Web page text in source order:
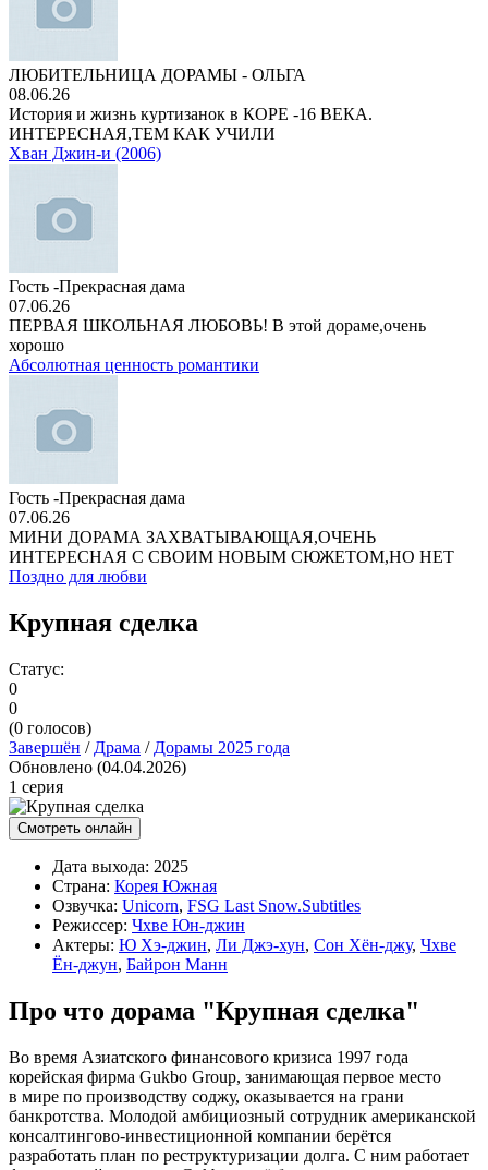
ЛЮБИТЕЛЬНИЦА ДОРАМЫ - ОЛЬГА
08.06.26
История и жизнь куртизанок в КОРЕ -16 ВЕКА.
ИНТЕРЕСНАЯ,ТЕМ КАК УЧИЛИ
Хван Джин-и (2006)
Гость -Прекрасная дама
07.06.26
ПЕРВАЯ ШКОЛЬНАЯ ЛЮБОВЬ! В этой дораме,очень
хорошо
Абсолютная ценность романтики
Гость -Прекрасная дама
07.06.26
МИНИ ДОРАМА ЗАХВАТЫВАЮЩАЯ,ОЧЕНЬ
ИНТЕРЕСНАЯ С СВОИМ НОВЫМ СЮЖЕТОМ,НО НЕТ
Поздно для любви
Крупная сделка
Статус:
0
0
(0 голосов)
Завершён / Драма / Дорамы 2025 года
Обновлено (04.04.2026)
1 серия
Смотреть онлайн
Дата выхода: 2025
Страна: Корея Южная
Озвучка: Unicorn, FSG Last Snow.Subtitles
Режиссер: Чхве Юн-джин
Актеры: Ю Хэ-джин, Ли Джэ-хун, Сон Хён-джу, Чхве
Ён-джун, Байрон Манн
Про что дорама "Крупная сделка"
Во время Азиатского финансового кризиса 1997 года
корейская фирма Gukbo Group, занимающая первое место
в мире по производству соджу, оказывается на грани
банкротства. Молодой амбициозный сотрудник американской
консалтингово-инвестиционной компании берётся
разработать план по реструктуризации долга. С ним работает